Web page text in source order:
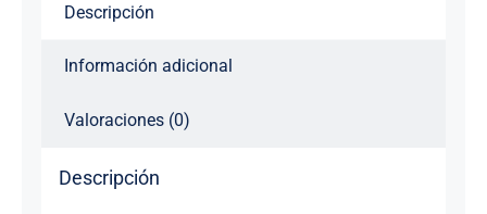
Descripción
Información adicional
Valoraciones (0)
Descripción